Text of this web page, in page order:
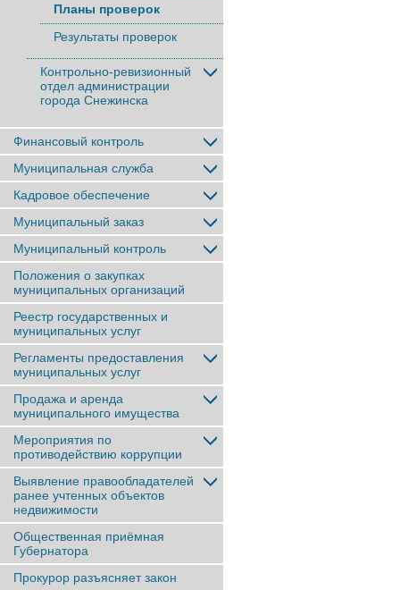
Планы проверок
Результаты проверок
Контрольно-ревизионный
отдел администрации
города Снежинска
Финансовый контроль
Муниципальная служба
Кадровое обеспечение
Муниципальный заказ
Муниципальный контроль
Положения о закупках
муниципальных организаций
Реестр государственных и
муниципальных услуг
Регламенты предоставления
муниципальных услуг
Продажа и аренда
муниципального имущества
Мероприятия по
противодействию коррупции
Выявление правообладателей
ранее учтенныx объектов
недвижимости
Общественная приёмная
Губернатора
Прокурор разъясняет закон